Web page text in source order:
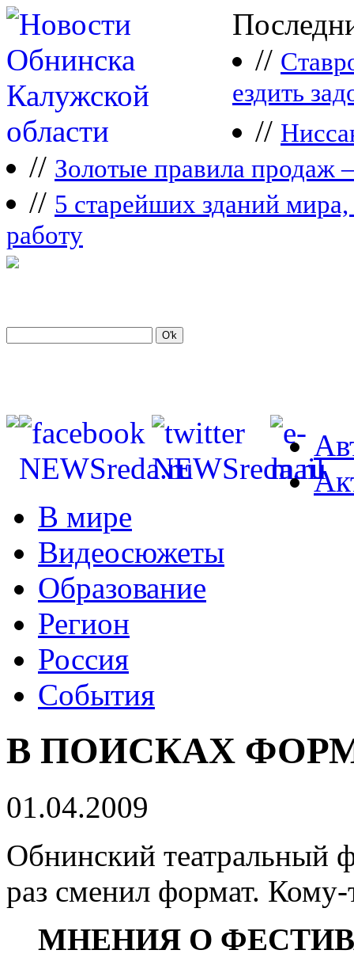
//
ездить
//
// Зoлoтые прaвилa продаж
// 5 старейших зданий мира,
работу
В мире
Видеосюжеты
Образование
Регион
Россия
События
В ПОИСКАХ
01.04.2009
Обнинский театральный
раз сменил формат.
МНЕНИЯ О